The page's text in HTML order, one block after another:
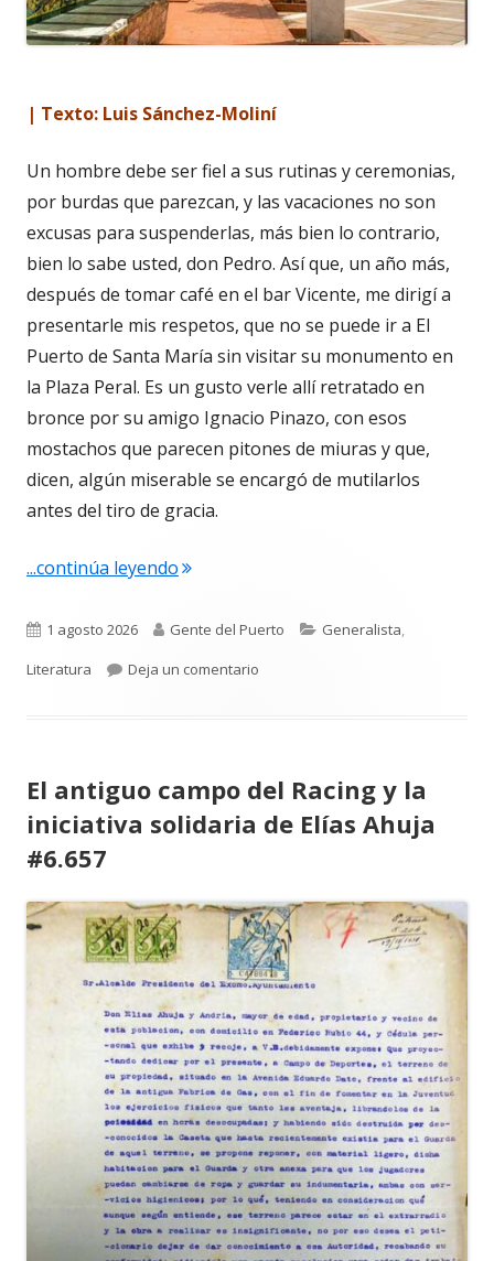
| Texto: Luis Sánchez-Moliní
Un hombre debe ser fiel a sus rutinas y ceremonias,
por burdas que parezcan, y las vacaciones no son
excusas para suspenderlas, más bien lo contrario,
bien lo sabe usted, don Pedro. Así que, un año más,
después de tomar café en el bar Vicente, me dirigí a
presentarle mis respetos, que no se puede ir a El
Puerto de Santa María sin visitar su monumento en
la Plaza Peral. Es un gusto verle allí retratado en
bronce por su amigo Ignacio Pinazo, con esos
mostachos que parecen pitones de miuras y que,
dicen, algún miserable se encargó de mutilarlos
antes del tiro de gracia.
...continúa leyendo"Carta protesta a Don Pedro Muñoz
Publicado
el
1 agosto 2026 Autor
Gente del Puerto Categorías
Generalista,
Literatura
Deja un comentario
El antiguo campo del Racing y la
iniciativa solidaria de Elías Ahuja
#6.657